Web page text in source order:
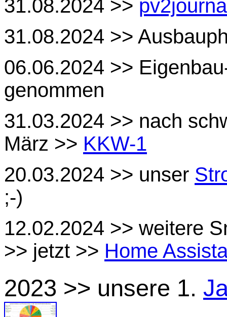
31.08.2024 >>
31.08.2024 >>
06.06.2024 >>
genommen
31.03.2024 >> nach
März >> KKW-1
20.03.2024 >> unser
;-)
12.02.2024 >> weitere
>> jetzt >> Home
2023 >> unsere 1.